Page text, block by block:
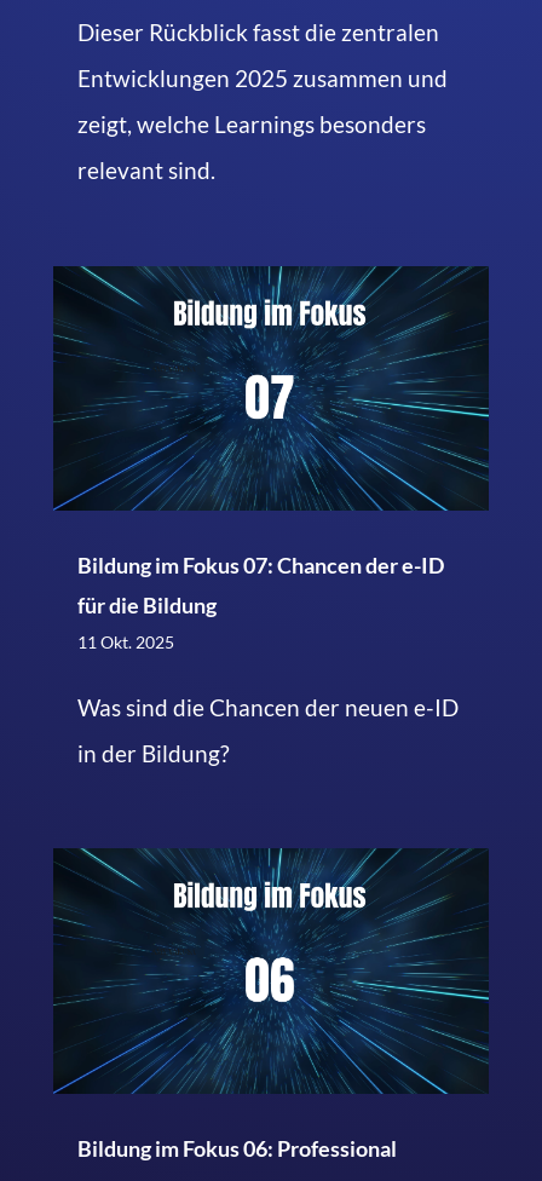
Dieser Rückblick fasst die zentralen
Entwicklungen 2025 zusammen und
zeigt, welche Learnings besonders
relevant sind.
Bildung im Fokus 07: Chancen der e-ID
für die Bildung
11 Okt. 2025
Was sind die Chancen der neuen e-ID
in der Bildung?
Bildung im Fokus 06: Professional